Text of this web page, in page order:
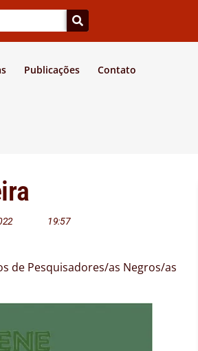
Publicações Contato
19:57
de Pesquisadores/as Negros/as